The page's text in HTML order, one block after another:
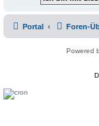
Portal Foren-
Powered